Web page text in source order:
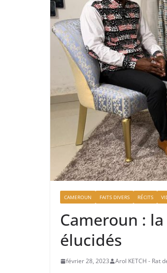
CAMEROUN FAITS DIVERS RÉCITS
Cameroun :
élucidés
février 28, 2023 Arol KETCH - Rat